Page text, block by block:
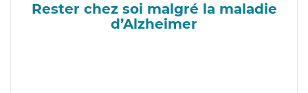
Rester chez soi malgré la maladie
d’Alzheimer